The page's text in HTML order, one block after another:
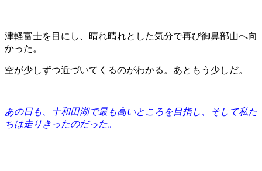
津軽富士を目にし、晴れ晴れとした気分で再び御鼻部山へ向
かった。
空が少しずつ近づいてくるのがわかる。あともう少しだ。
あの日も、十和田湖で最も高いところを目指し、そして私た
ちは走りきったのだった。